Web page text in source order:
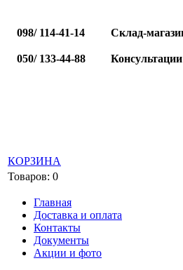
098/ 114-41-14 Склад-
050/ 133-44-88
КОРЗИНА
Товаров: 0
Главная
Доставка и оплата
Контакты
Документы
Акции и фото